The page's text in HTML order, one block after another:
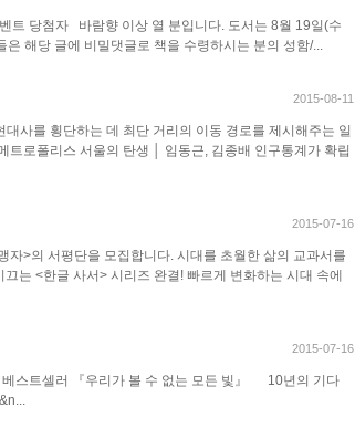
당첨자 바람향 이상 열 분입니다. 도서는 8월 19일(수
해당 글에 비밀댓글로 책을 수령하시는 분의 성함/...
2015-08-11
사를 횡단하는 데 최단 거리의 이동 경로를 제시해주는 일
로폴리스 서울의 탄생 │ 임동근, 김종배 인구통계가 확립
2015-07-16
자>의 서평단을 모집합니다. 시대를 초월한 삶의 교과서를
는 <한글 사서> 시리즈 완결! 빠르게 변화하는 시대 속에
2015-07-16
베스트셀러 『우리가 볼 수 없는 모든 빛』 10년의 기다